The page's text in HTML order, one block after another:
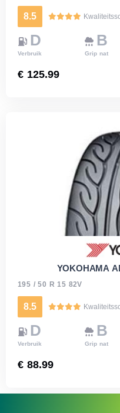
8.5
D
Verbruik
B
Grip nat
€ 125.99
YOKOHAMA
195 / 50 R 15 82V
8.5
D
Verbruik
B
Grip nat
€ 88.99